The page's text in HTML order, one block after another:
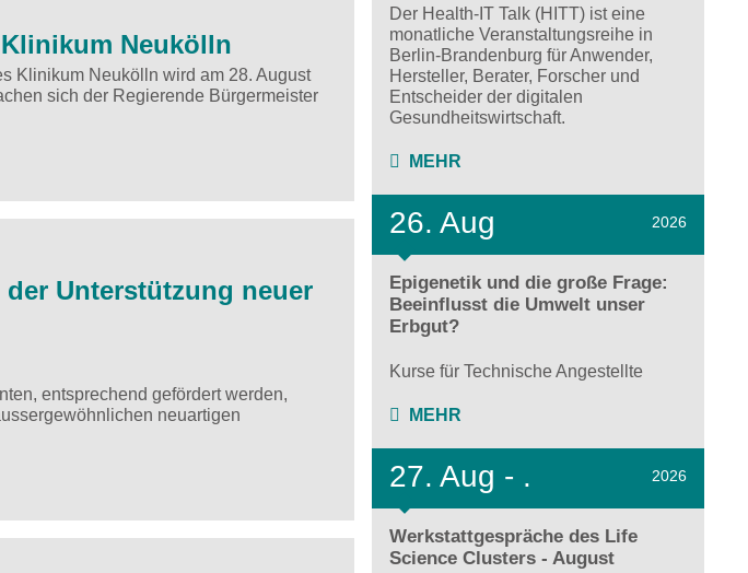
Neukölln
Klinikum Neukölln wird am 28. August
sich der Regierende Bürgermeister
Unterstützung neuer
entsprechend gefördert werden,
neuartigen
Der Health-IT Talk (HITT) ist eine
monatliche Veranstaltungsreihe in
Berlin-Brandenburg für Anwender,
Hersteller, Berater, Forscher und
Entscheider der digitalen
Gesundheitswirtschaft.
MEHR
26. Aug 2026
Epigenetik und die große Frage:
Beeinflusst die Umwelt unser
Erbgut?
Kurse für Technische Angestellte
MEHR
27. Aug - . 2026
Werkstattgespräche des Life
Science Clusters - August